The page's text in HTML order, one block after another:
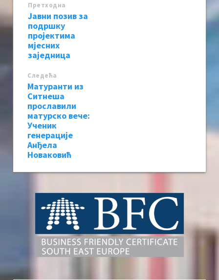
Претходна
Јавни позив за
подршку
пројектима
мјесних
заједница
Следећa
Матуранти из
Ситнеша
прославили
матурско вече:
Ученик
генерације
Анђела
Новаковић